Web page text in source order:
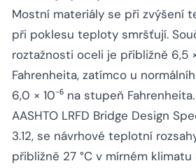
Mostní materiály se při zvýšení
při poklesu teploty smršťují.
roztažnosti oceli je přibližně 6,5
Fahrenheita, zatímco u
6,0 × 10⁻⁶ na stupeň
AASHTO LRFD Bridge Design
3.12, se návrhové teplotní
přibližně 27 °C v mírném klimatu